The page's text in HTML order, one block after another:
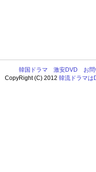
韓国ドラマ 激安DVD
お
CopyRight (C) 2012韓流ドラマは